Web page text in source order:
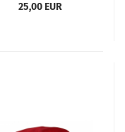
25,00 EUR